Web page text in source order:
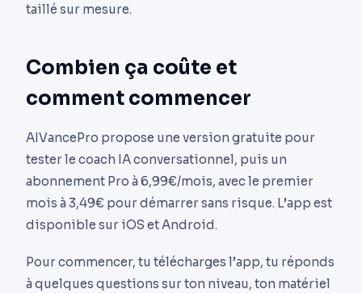
taillé sur mesure.
Combien ça coûte et
comment commencer
AIVancePro propose une version gratuite pour
tester le coach IA conversationnel, puis un
abonnement Pro à 6,99€/mois, avec le premier
mois à 3,49€ pour démarrer sans risque. L’app est
disponible sur iOS et Android.
Pour commencer, tu télécharges l’app, tu réponds
à quelques questions sur ton niveau, ton matériel